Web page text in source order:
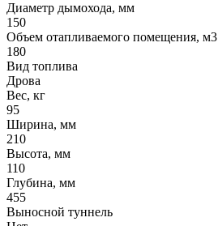
Диаметр дымохода, мм
150
Объем отапливаемого помещения, м3
180
Вид топлива
Дрова
Вес, кг
95
Ширина, мм
210
Высота, мм
110
Глубина, мм
455
Выносной туннель